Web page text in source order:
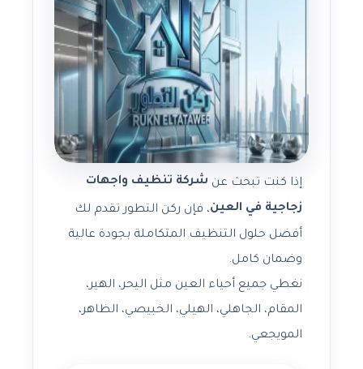
إذا كنت تبحث عن شركة تنظيف واجهات
زجاجية في العين، فإن ركن التطور تقدم لك
أفضل حلول التنظيف المتكاملة بجودة عالية
وضمان كامل.
نغطي جميع أحياء العين مثل اليحر، الهير،
المقام، الجاهلي، الهيلي، الخبيصي، الظاهر،
المويجعي.